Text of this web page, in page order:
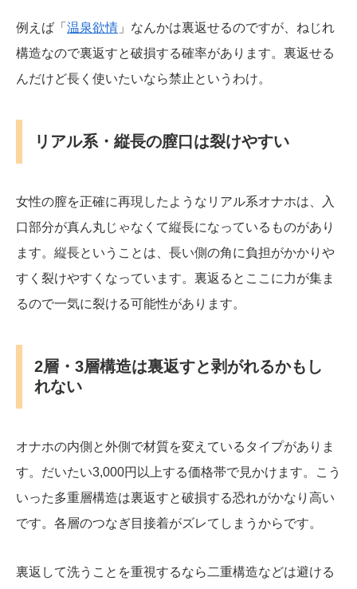
例えば「 温泉欲情 」なんかは裏返せるのですが、ねじれ
構造なので裏返すと破損する確率があります。裏返せる
んだけど長く使いたいなら禁止というわけ。
リアル系・縦長の膣口は裂けやすい
女性の膣を正確に再現したようなリアル系オナホは、入
口部分が真ん丸じゃなくて縦長になっているものがあり
ます。縦長ということは、長い側の角に負担がかかりや
すく裂けやすくなっています。裏返るとここに力が集ま
るので一気に裂ける可能性があります。
2層・3層構造は裏返すと剥がれるかもし
れない
オナホの内側と外側で材質を変えているタイプがありま
す。だいたい3,000円以上する価格帯で見かけます。こう
いった多重層構造は裏返すと破損する恐れがかなり高い
です。各層のつなぎ目接着がズレてしまうからです。
裏返して洗うことを重視するなら二重構造などは避ける